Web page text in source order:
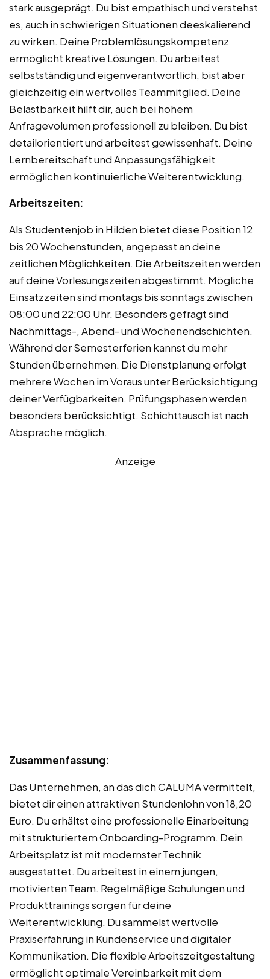
stark ausgeprägt. Du bist empathisch und verstehst
es, auch in schwierigen Situationen deeskalierend
zu wirken. Deine Problemlösungskompetenz
ermöglicht kreative Lösungen. Du arbeitest
selbstständig und eigenverantwortlich, bist aber
gleichzeitig ein wertvolles Teammitglied. Deine
Belastbarkeit hilft dir, auch bei hohem
Anfragevolumen professionell zu bleiben. Du bist
detailorientiert und arbeitest gewissenhaft. Deine
Lernbereitschaft und Anpassungsfähigkeit
ermöglichen kontinuierliche Weiterentwicklung.
Arbeitszeiten:
Als Studentenjob in Hilden bietet diese Position 12
bis 20 Wochenstunden, angepasst an deine
zeitlichen Möglichkeiten. Die Arbeitszeiten werden
auf deine Vorlesungszeiten abgestimmt. Mögliche
Einsatzzeiten sind montags bis sonntags zwischen
08:00 und 22:00 Uhr. Besonders gefragt sind
Nachmittags-, Abend- und Wochenendschichten.
Während der Semesterferien kannst du mehr
Stunden übernehmen. Die Dienstplanung erfolgt
mehrere Wochen im Voraus unter Berücksichtigung
deiner Verfügbarkeiten. Prüfungsphasen werden
besonders berücksichtigt. Schichttausch ist nach
Absprache möglich.
Anzeige
Zusammenfassung:
Das Unternehmen, an das dich CALUMA vermittelt,
bietet dir einen attraktiven Stundenlohn von 18,20
Euro. Du erhältst eine professionelle Einarbeitung
mit strukturiertem Onboarding-Programm. Dein
Arbeitsplatz ist mit modernster Technik
ausgestattet. Du arbeitest in einem jungen,
motivierten Team. Regelmäßige Schulungen und
Produkttrainings sorgen für deine
Weiterentwicklung. Du sammelst wertvolle
Praxiserfahrung in Kundenservice und digitaler
Kommunikation. Die flexible Arbeitszeitgestaltung
ermöglicht optimale Vereinbarkeit mit dem